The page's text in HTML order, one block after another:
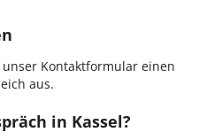
Kontaktformular einen
aus.
in Kassel?